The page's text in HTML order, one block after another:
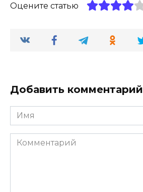
Оцените статью
Добавить комментарий
Имя
*
Комментарий